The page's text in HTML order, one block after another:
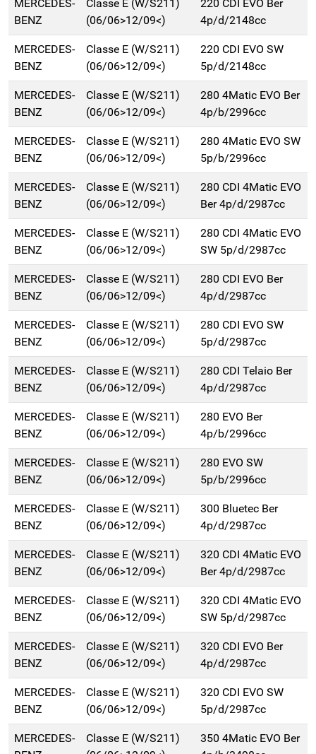
MERCEDES-
BENZ
Classe E (W/S211)
(06/06>12/09<)
220 CDI EVO Ber
4p/d/2148cc
MERCEDES-
BENZ
Classe E (W/S211)
(06/06>12/09<)
220 CDI EVO SW
5p/d/2148cc
MERCEDES-
BENZ
Classe E (W/S211)
(06/06>12/09<)
280 4Matic EVO Ber
4p/b/2996cc
MERCEDES-
BENZ
Classe E (W/S211)
(06/06>12/09<)
280 4Matic EVO SW
5p/b/2996cc
MERCEDES-
BENZ
Classe E (W/S211)
(06/06>12/09<)
280 CDI 4Matic EVO
Ber 4p/d/2987cc
MERCEDES-
BENZ
Classe E (W/S211)
(06/06>12/09<)
280 CDI 4Matic EVO
SW 5p/d/2987cc
MERCEDES-
BENZ
Classe E (W/S211)
(06/06>12/09<)
280 CDI EVO Ber
4p/d/2987cc
MERCEDES-
BENZ
Classe E (W/S211)
(06/06>12/09<)
280 CDI EVO SW
5p/d/2987cc
MERCEDES-
BENZ
Classe E (W/S211)
(06/06>12/09<)
280 CDI Telaio Ber
4p/d/2987cc
MERCEDES-
BENZ
Classe E (W/S211)
(06/06>12/09<)
280 EVO Ber
4p/b/2996cc
MERCEDES-
BENZ
Classe E (W/S211)
(06/06>12/09<)
280 EVO SW
5p/b/2996cc
MERCEDES-
BENZ
Classe E (W/S211)
(06/06>12/09<)
300 Bluetec Ber
4p/d/2987cc
MERCEDES-
BENZ
Classe E (W/S211)
(06/06>12/09<)
320 CDI 4Matic EVO
Ber 4p/d/2987cc
MERCEDES-
BENZ
Classe E (W/S211)
(06/06>12/09<)
320 CDI 4Matic EVO
SW 5p/d/2987cc
MERCEDES-
BENZ
Classe E (W/S211)
(06/06>12/09<)
320 CDI EVO Ber
4p/d/2987cc
MERCEDES-
BENZ
Classe E (W/S211)
(06/06>12/09<)
320 CDI EVO SW
5p/d/2987cc
MERCEDES-
Classe E (W/S211)
350 4Matic EVO Ber